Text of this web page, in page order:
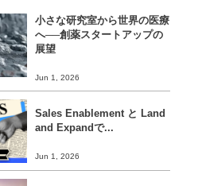
小さな研究室から世界の医療
へ──創薬スタートアップの
展望
Jun 1, 2026
Sales Enablement と Land
and Expandで...
Jun 1, 2026